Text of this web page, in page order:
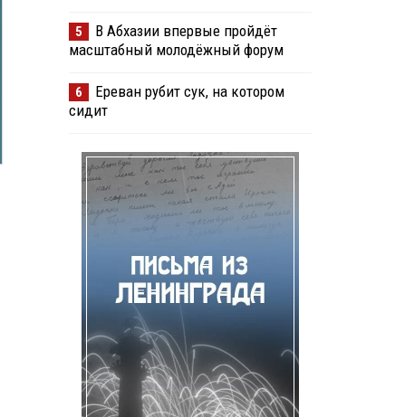
5
В Абхазии впервые пройдёт
масштабный молодёжный форум
6
Ереван рубит сук, на котором
сидит